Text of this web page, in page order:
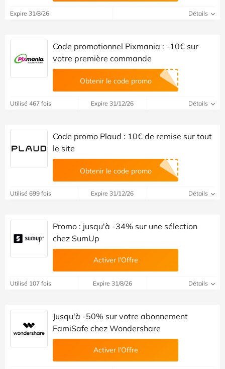
Expire 31/8/26 Détails
Code promotionnel Pixmania : -10€ sur
votre première commande
Obtenir le code promo
Utilisé 467 fois Expire 31/12/26 Détails
Code promo Plaud : 10€ de remise sur tout
le site
Obtenir le code promo
Utilisé 699 fois Expire 31/12/26 Détails
Promo : jusqu'à -34% sur une sélection
chez SumUp
Activer l’Offre
Utilisé 107 fois Expire 31/8/26 Détails
Jusqu'à -50% sur votre abonnement
FamiSafe chez Wondershare
Activer l’Offre